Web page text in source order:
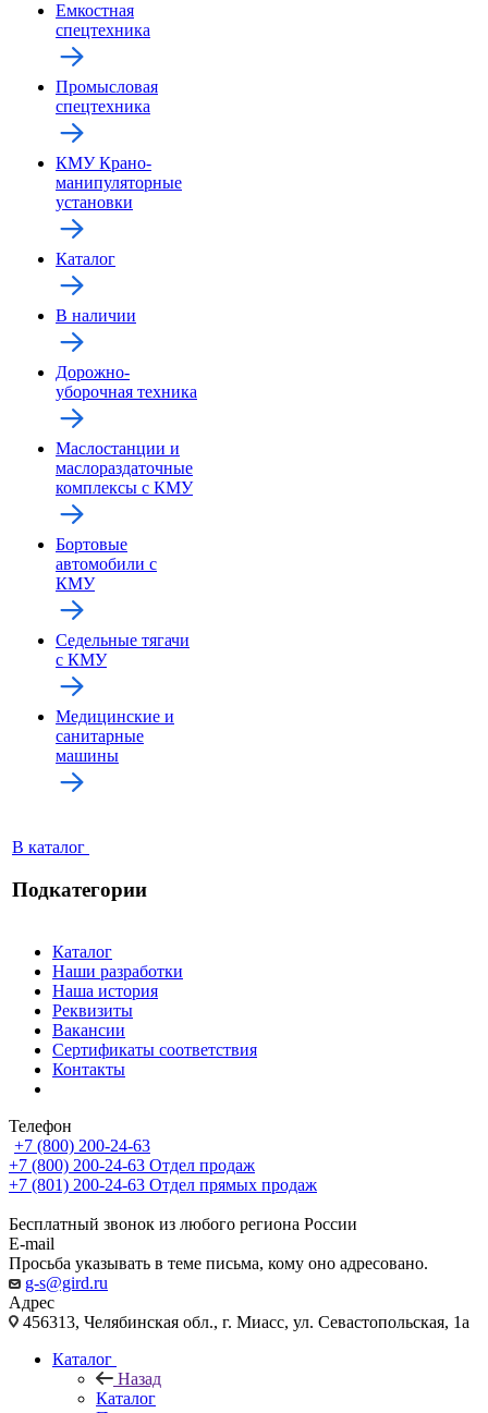
Емкостная
спецтехника
Промысловая
спецтехника
КМУ Крано-
манипуляторные
установки
Каталог
В наличии
Дорожно-
уборочная техника
Маслостанции и
маслораздаточные
комплексы с КМУ
Бортовые
автомобили с
КМУ
Седельные тягачи
с КМУ
Медицинские и
санитарные
машины
В каталог
Подкатегории
Каталог
Наши разработки
Наша история
Реквизиты
Вакансии
Сертификаты соответствия
Контакты
Телефон
+7 (800) 200-24-63
+7 (800) 200-24-63 Отдел продаж
+7 (801) 200-24-63 Отдел прямых продаж
Бесплатный звонок из любого региона России
E-mail
Просьба указывать в теме письма, кому оно адресовано.
g-s@gird.ru
Адрес
456313, Челябинская обл., г. Миасс, ул. Севастопольская, 1а
Каталог
Назад
Каталог